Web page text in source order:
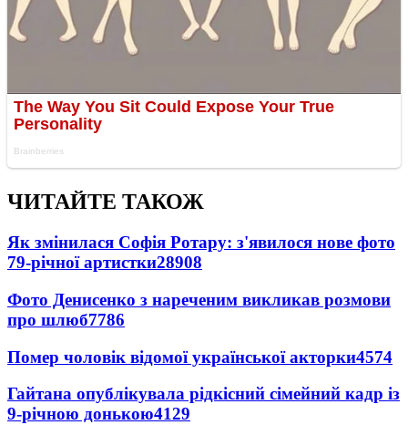
ЧИТАЙТЕ ТАКОЖ
Як змінилася Софія Ротару: з'явилося нове фото
79-річної артистки28908
Фото Денисенко з нареченим викликав розмови
про шлюб7786
Помер чоловік відомої української акторки4574
Гайтана опублікувала рідкісний сімейний кадр із
9-річною донькою4129